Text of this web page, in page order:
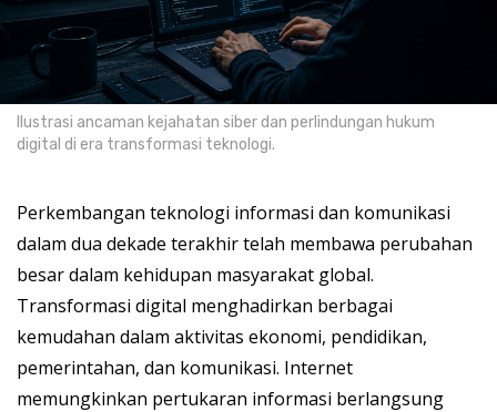
Ilustrasi ancaman kejahatan siber dan perlindungan hukum
digital di era transformasi teknologi.
Perkembangan teknologi informasi dan komunikasi
dalam dua dekade terakhir telah membawa perubahan
besar dalam kehidupan masyarakat global.
Transformasi digital menghadirkan berbagai
kemudahan dalam aktivitas ekonomi, pendidikan,
pemerintahan, dan komunikasi. Internet
memungkinkan pertukaran informasi berlangsung